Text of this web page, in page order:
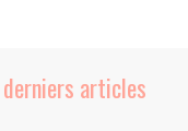
articles